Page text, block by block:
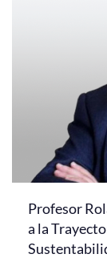
Profesor
a la